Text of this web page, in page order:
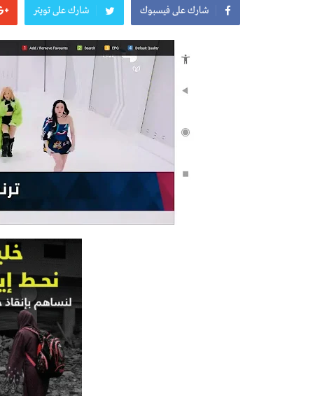
شارك على فيسبوك شارك على تويتر